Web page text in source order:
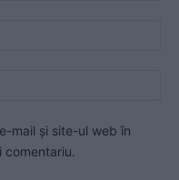
mail și site-ul web în